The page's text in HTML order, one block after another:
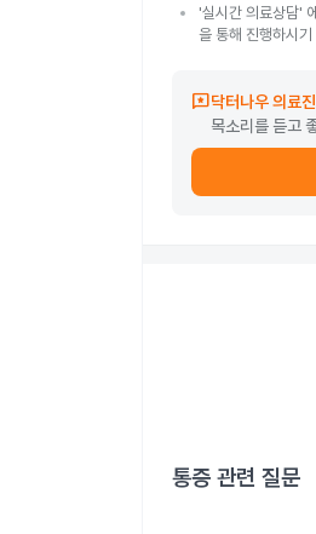
'실시간 의료상담'
을 통해 진행하시
reviews닥터나우 의료
목소리를 듣고
통증 관련 질문